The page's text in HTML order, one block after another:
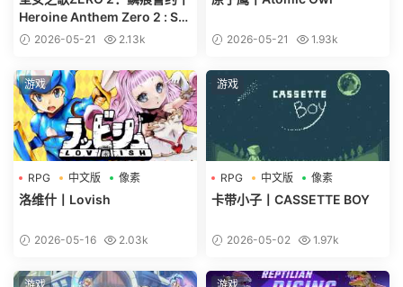
Heroine Anthem Zero 2 : Sc
alescars Oath
2026-05-21 2.13k 2026-05-21 1.93k
游戏
RPG 中文版 像素
洛维什丨Lovish
2026-05-16 2.03k
游戏
RPG 中文版 像素
卡带小子丨CASSETTE BOY
2026-05-02 1.97k